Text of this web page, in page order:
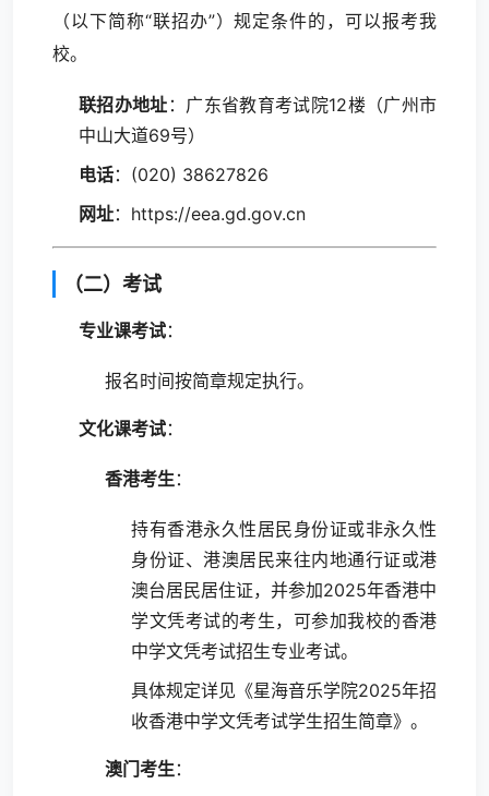
（以下简称“联招办”）规定条件的，可以报考我
校。
联招办地址 ：广东省教育考试院12楼（广州市
中山大道69号）
电话：(020) 38627826
网址： https://eea.gd.gov.cn
（二）考试
专业课考试：
报名时间按简章规定执行。
文化课考试：
香港考生：
持有香港永久性居民身份证或非永久性
身份证、港澳居民来往内地通行证或港
澳台居民居住证，并参加2025年香港中
学文凭考试的考生，可参加我校的香港
中学文凭考试招生专业考试。
具体规定详见《星海音乐学院2025年招
收香港中学文凭考试学生招生简章》。
澳门考生：